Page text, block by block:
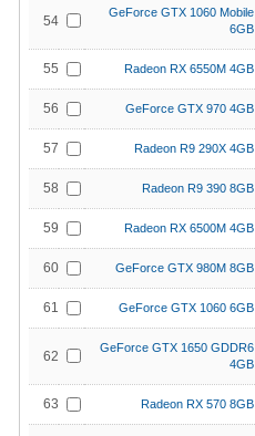
54
GeForce GTX 1060 Mobile
6GB
55 Radeon RX 6550M 4GB
56 GeForce GTX 970 4GB
57 Radeon R9 290X 4GB
58 Radeon R9 390 8GB
59 Radeon RX 6500M 4GB
60 GeForce GTX 980M 8GB
61 GeForce GTX 1060 6GB
62
GeForce GTX 1650 GDDR6
4GB
63 Radeon RX 570 8GB